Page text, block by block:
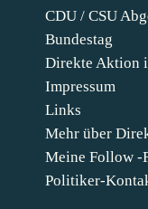
CDU / CSU
Bundestag
Direkte Aktion
Impressum
Links
Mehr über
Meine Follow -
Politiker-